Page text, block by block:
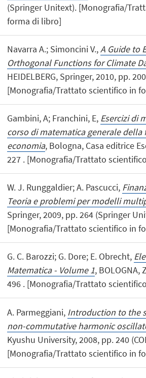
(Springer Unitext). [Monografia/
forma di libro]
Navarra A.; Simoncini V.,A Guide to
Orthogonal Functions for Climate
HEIDELBERG, Springer, 2010, pp.
[Monografia/Trattato scientifico in
Gambini, A; Franchini, E, Esercizi di
corso di matematica generale della
economia, Bologna, Casa editrice
227 . [Monografia/Trattato
W. J. Runggaldier; A. Pascucci,
Teoria e problemi per modelli
Springer, 2009, pp. 264 (Springer
[Monografia/Trattato scientifico in
G. C. Barozzi; G. Dore; E. Obrecht,
Matematica - Volume 1, BOLOGNA,
496 . [Monografia/Trattato
A. Parmeggiani, Introduction to the
non-commutative harmonic
Kyushu University, 2008, pp. 240
[Monografia/Trattato scientifico in